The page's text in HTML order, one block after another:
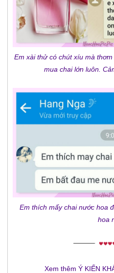
Em xài thử có chút xíu mà
mua chai lớn luôn.
Em thích mấy chai nước hoa
hoa
Xem thêm Ý KIẾN